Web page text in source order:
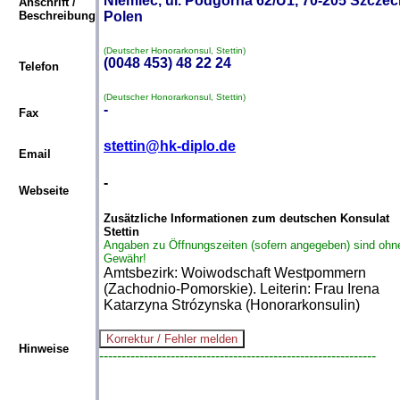
Beschreibung
Polen
Telefon
(Deutscher Honorarkonsul, Stettin)
(0048 453) 48 22 24
Fax
(Deutscher Honorarkonsul, Stettin)
-
Email
stettin@hk-diplo.de
Webseite
-
Hinweise
Zusätzliche Informationen zum deutschen Konsulat
Stettin
Angaben zu Öffnungszeiten (sofern angegeben) sind
Gewähr!
Amtsbezirk: Woiwodschaft Westpommern
(Zachodnio-Pomorskie). Leiterin: Frau Irena
Katarzyna Strózynska (Honorarkonsulin)
--------------------------------------------------------------